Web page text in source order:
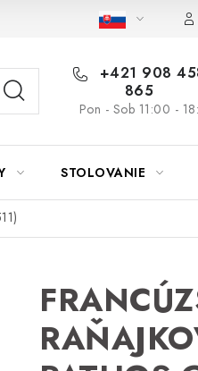
Návod na údržbu nábytku
+421 908
865
Pon - Sob 11:00 -
STOLOVANIE